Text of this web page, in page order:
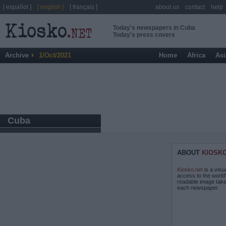
Today's newspapers in Cuba
Today's press covers
Archive 1/Oct/2021 Home Africa
Cuba
ABOUT
Kiosko.net is a
access to the
readable image
each newspaper.
[ español ] [ english ] [ français ] about us contact help